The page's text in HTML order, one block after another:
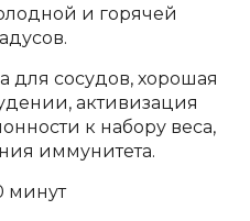
и горячей
для сосудов, хорошая
активизация
к набору веса,
иммунитета.
минут